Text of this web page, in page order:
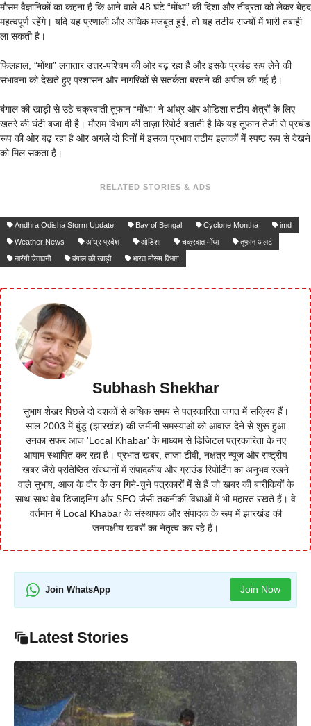
मौसम वैज्ञानिकों का कहना है कि आने वाले 48 घंटे “मोंथा” की दिशा और तीव्रता को लेकर बेहद
महत्वपूर्ण रहेंगे। यदि यह प्रणाली और अधिक मजबूत हुई, तो यह तटीय राज्यों में भारी तबाही
ला सकती है।
फिलहाल, “मोंथा” लगातार उत्तर-पश्चिम की ओर बढ़ रहा है और इसके प्रचंड रूप लेने की
संभावना को देखते हुए प्रशासन और नागरिकों से सतर्कता बरतने की अपील की गई है।
बंगाल की खाड़ी से उठे चक्रवाती तूफान “मोंथा” ने आंध्र और ओडिशा तटीय क्षेत्रों के लिए
खतरे की घंटी बजा दी है। मौसम विभाग की ताज़ा रिपोर्ट बताती है कि यह तूफान तेजी से प्रचंड
रूप की ओर बढ़ रहा है और अगले दो दिनों में इसका प्रभाव तटीय इलाकों में स्पष्ट रूप से देखने
को मिल सकता है।
RELATED STORIES & ADS
Andhra Odisha Storm Update Bay of Bengal Cyclone Montha
imd
Weather News
आंध्र प्रदेश ओडिशा चक्रवात मोंथा
तूफान अलर्ट
नारंगी चेतावनी
बंगाल की खाड़ी भारत मौसम विभाग
Subhash Shekhar
सुभाष शेखर पिछले दो दशकों से अधिक समय से पत्रकारिता जगत में सक्रिय हैं।
साल 2003 में बुंडू (झारखंड) की जमीनी समस्याओं को आवाज देने से शुरू हुआ
उनका सफर आज 'Local Khabar' के माध्यम से डिजिटल पत्रकारिता के नए
आयाम स्थापित कर रहा है। प्रभात खबर, ताजा टीवी, नक्षत्र न्यूज और राष्ट्रीय
खबर जैसे प्रतिष्ठित संस्थानों में संपादकीय और ग्राउंड रिपोर्टिंग का अनुभव रखने
वाले सुभाष, आज के दौर के उन गिने-चुने पत्रकारों में से हैं जो खबर की बारीकियों के
साथ-साथ वेब डिजाइनिंग और SEO जैसी तकनीकी विधाओं में भी महारत रखते हैं। वे
वर्तमान में Local Khabar के संस्थापक और संपादक के रूप में झारखंड की
जनपक्षीय खबरों का नेतृत्व कर रहे हैं।
Join WhatsApp Join Now
Latest Stories